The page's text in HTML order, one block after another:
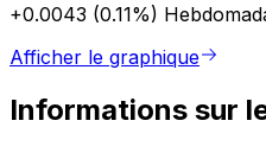
+0.0043 (0.11%)
Afficher le graphique
Informations sur